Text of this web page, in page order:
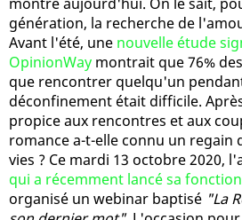
génération, la recherche de
Avant l'été, une nouvelle étude
OpinionWay montrait que 76%
que rencontrer quelqu'un
déconfinement était difficile.
propice aux rencontres et aux
romance a-t-elle connu un regain
vies ? Ce mardi 13 octobre 2020,
qui a récemment lancé sa
organisé un webinar baptisé "La